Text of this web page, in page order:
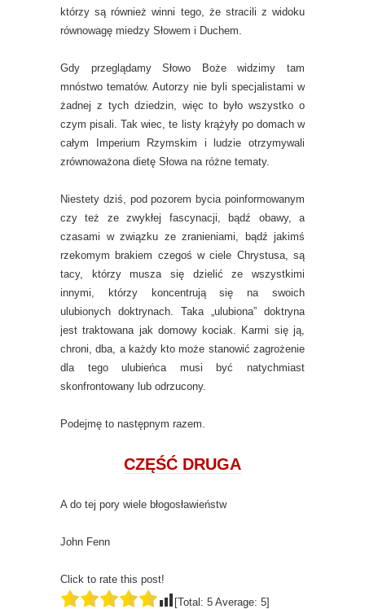
którzy są również winni tego, że stracili z widoku
równowagę miedzy Słowem i Duchem.
Gdy przeglądamy Słowo Boże widzimy tam
mnóstwo tematów. Autorzy nie byli specjalistami w
żadnej z tych dziedzin, więc to było wszystko o
czym pisali. Tak wiec, te listy krążyły po domach w
całym Imperium Rzymskim i ludzie otrzymywali
zrównoważona dietę Słowa na różne tematy.
Niestety dziś, pod pozorem bycia poinformowanym
czy też ze zwykłej fascynacji, bądź obawy, a
czasami w związku ze zranieniami, bądź jakimś
rzekomym brakiem czegoś w ciele Chrystusa, są
tacy, którzy musza się dzielić ze wszystkimi
innymi, którzy koncentrują się na swoich
ulubionych doktrynach. Taka „ulubiona” doktryna
jest traktowana jak domowy kociak. Karmi się ją,
chroni, dba, a każdy kto może stanowić zagrożenie
dla tego ulubieńca musi być natychmiast
skonfrontowany lub odrzucony.
Podejmę to następnym razem.
CZĘŚĆ DRUGA
A do tej pory wiele błogosławieństw
John Fenn
Click to rate this post!
[Total: 5 Average: 5]